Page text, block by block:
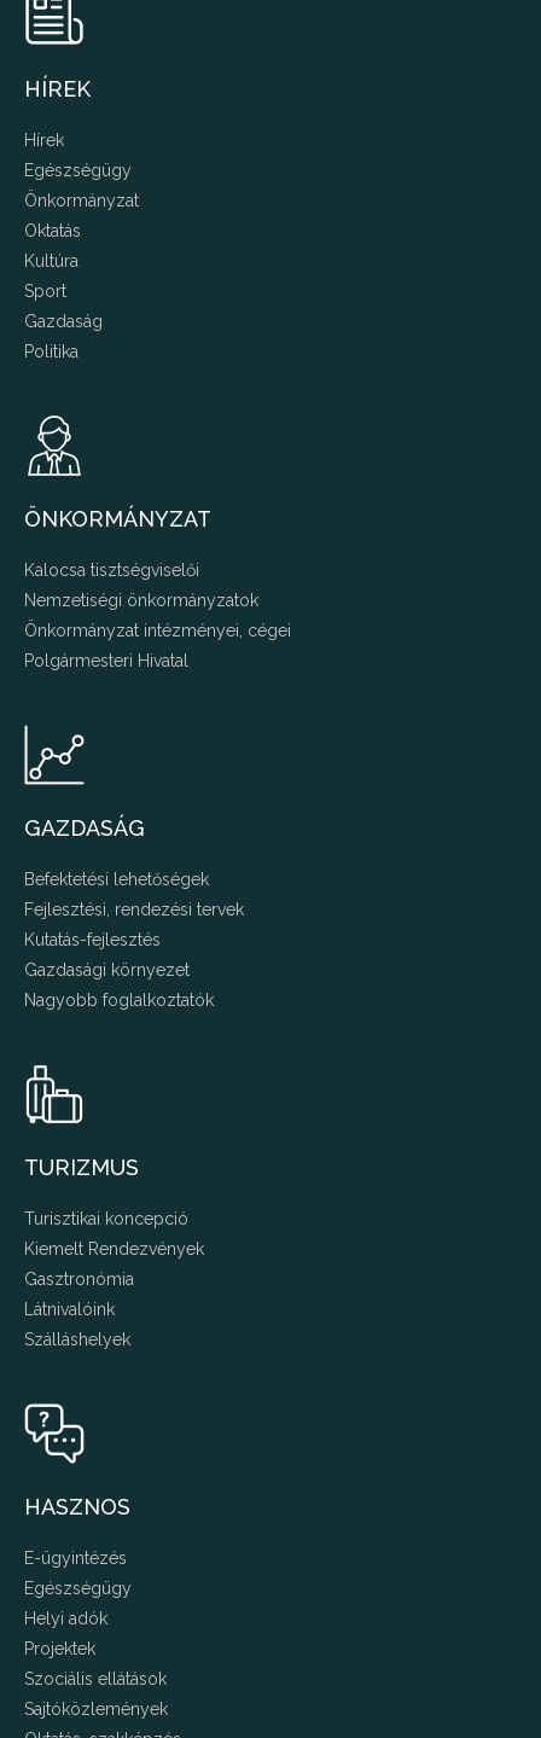
HÍREK
Hírek
Egészségügy
Önkormányzat
Oktatás
Kultúra
Sport
Gazdaság
Politika
ÖNKORMÁNYZAT
Kalocsa tisztségviselői
Nemzetiségi önkormányzatok
Önkormányzat intézményei, cégei
Polgármesteri Hivatal
GAZDASÁG
Befektetési lehetőségek
Fejlesztési, rendezési tervek
Kutatás-fejlesztés
Gazdasági környezet
Nagyobb foglalkoztatók
TURIZMUS
Turisztikai koncepció
Kiemelt Rendezvények
Gasztronómia
Látnivalóink
Szálláshelyek
HASZNOS
E-ügyintézés
Egészségügy
Helyi adók
Projektek
Szociális ellátások
Sajtóközlemények